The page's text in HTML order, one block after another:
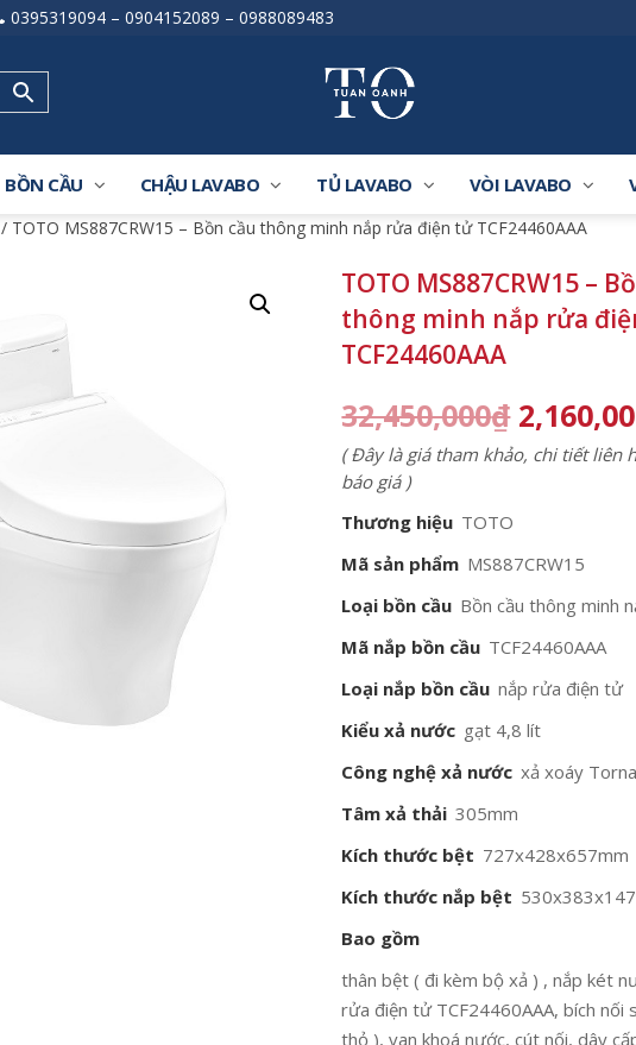
0395319094 – 0904152089 – 0988089483
BỒN CẦU CHẬU LAVABO TỦ LAVABO VÒI LAVABO
/ TOTO MS887CRW15 – Bồn cầu thông minh nắp rửa điện tử TCF24460AAA
TOTO MS887CRW15 –
thông minh nắp rửa
TCF24460AAA
32,450,000₫
( Đây là giá tham khảo, chi tiết liên
báo giá )
Thương hiệu TOTO
Mã sản phẩm MS887CRW15
Loại bồn cầu Bồn cầu thông minh
Mã nắp bồn cầu TCF24460AAA
Loại nắp bồn cầu nắp rửa điện tử
Kiểu xả nước gạt 4,8 lít
Công nghệ xả nước xả xoáy
Tâm xả thải 305mm
Kích thước bệt 727x428x657mm
Kích thước nắp bệt
Bao gồm
thân bệt ( đi kèm bộ xả ) , nắp két
rửa điện tử TCF24460AAA, bích nối
thỏ ), van khoá nước, cút nối, dây